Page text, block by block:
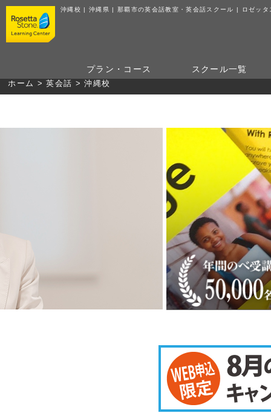
沖縄校 | 沖縄県 | 那覇市の英会話教室・英会話スクール | ロゼッタ
プラン・コース スクール一覧
ホーム > 英会話 > 沖縄校